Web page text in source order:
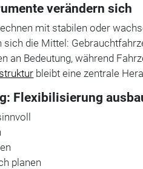
verändern sich
mit stabilen oder
die Mittel:
an Bedeutung, während
bleibt eine zentrale
Flexibilisierung
planen